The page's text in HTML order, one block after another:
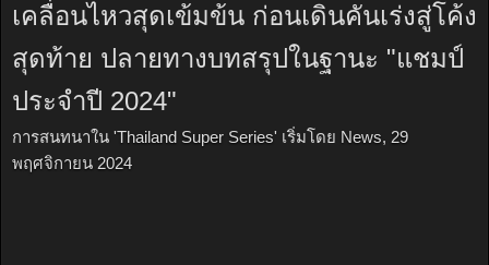
เคลื่อนไหวสุดเข้มข้น ก่อนเดินคันเร่งสู่โค้ง
สุดท้าย ปลายทางบทสรุปในฐานะ "แชมป์
ประจำปี 2024"
การสนทนาใน 'Thailand Super Series' เริ่มโดย News, 29
พฤศจิกายน 2024